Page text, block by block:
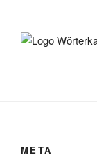
META